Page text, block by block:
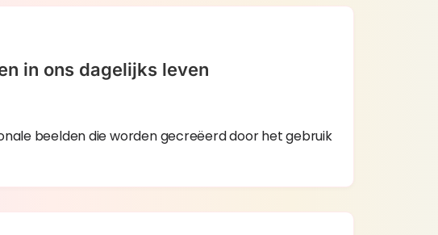
in ons dagelijks leven
beelden die worden gecreëerd door het gebruik